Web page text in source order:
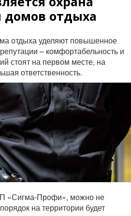
домов отдыха
отдыха уделяют повышенное
– комфортабельность и
стоят на первом месте, на
ответственность.
«Сигма-Профи», можно не
на территории будет